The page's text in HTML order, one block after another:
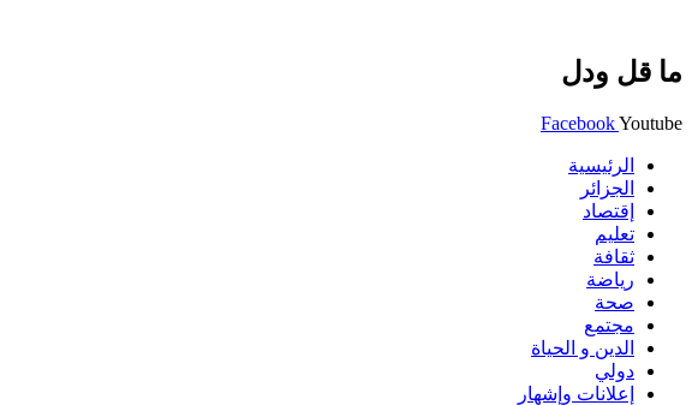
ما قل ودل
FacebookYoutube
الرئيسية
الجزائر
إقتصاد
تعليم
ثقافة
رياضة
صحة
مجتمع
الدين و الحياة
دولي
إعلانات وإشهار